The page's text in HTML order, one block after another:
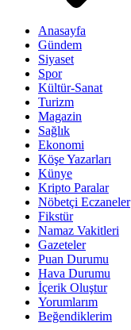
Anasayfa
Gündem
Siyaset
Spor
Kültür-Sanat
Turizm
Magazin
Sağlık
Ekonomi
Köşe Yazarları
Künye
Kripto Paralar
Nöbetçi Eczaneler
Fikstür
Namaz Vakitleri
Gazeteler
Puan Durumu
Hava Durumu
İçerik Oluştur
Yorumlarım
Beğendiklerim